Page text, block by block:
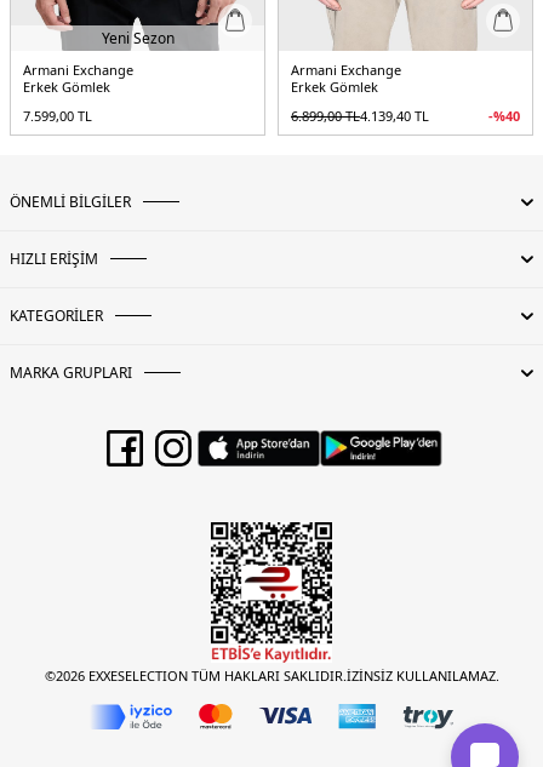
Yeni Sezon
Armani Exchange
Erkek Gömlek
7.599,00 TL
Armani Exchange
Erkek Gömlek
6.899,00TL4.139,40 TL -%40
ÖNEMLİ BİLGİLER
HIZLI ERİŞİM
KATEGORİLER
MARKA GRUPLARI
©2026 EXXESELECTION TÜM HAKLARI SAKLIDIR.İZİNSİZ KULLANILAMAZ.